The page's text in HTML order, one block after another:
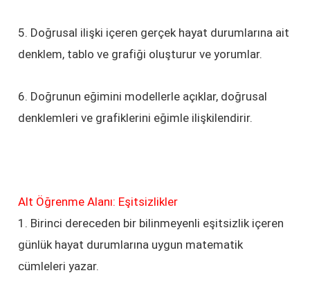
5. Doğrusal ilişki içeren gerçek hayat durumlarına ait
denklem, tablo ve grafiği oluşturur ve yorumlar.
6. Doğrunun eğimini modellerle açıklar, doğrusal
denklemleri ve grafiklerini eğimle ilişkilendirir.
Alt Öğrenme Alanı: Eşitsizlikler
1. Birinci dereceden bir bilinmeyenli eşitsizlik içeren
günlük hayat durumlarına uygun matematik
cümleleri yazar.